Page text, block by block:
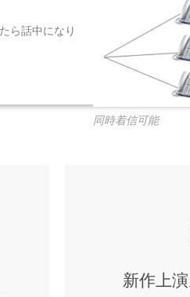
同時着信可能
ら話中になり
新作上